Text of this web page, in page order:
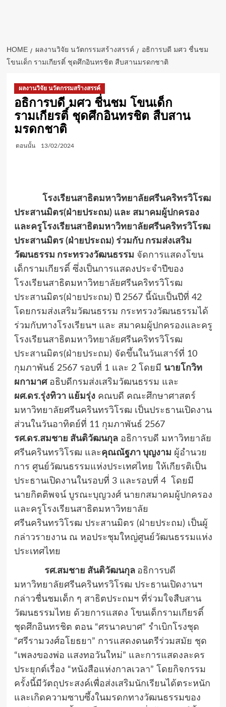
HOME ผลงานวิจัย นวัตกรรมสร้างสรรค์
อธิการบดี มศว ชื่นชม
โขนเด็ก รามเกียรติ์ ชุดศึกอินทรชิต สืบสานมรดกชาติ
ผลงานวิจัย นวัตกรรมสร้างสรรค์
อธิการบดี มศว ชื่นชม โขนเด็ก
รามเกียรติ์ ชุดศึกอินทรชิต สืบสาน
มรดกชาติ
ตอนนั้น 13/02/2024
โรงเรียนสาธิตมหาวิทยาลัยศรีนคริทรวิโรฒ
ประสานมิตร(ฝ่ายประถม) และ สมาคมผู้ปกครอง
และครูโรงเรียนสาธิตมหาวิทยาลัยศรีนคริทรวิโรฒ
ประสานมิตร (ฝ่ายประถม) ร่วมกับ กรมส่งเสริม
วัฒนธรรม กระทรวงวัฒนธรรม จัดการแสดงโขน
เด็กรามเกียรติ์ ซึ่งเป็นการแสดงประจำปีของ
โรงเรียนสาธิตมหาวิทยาลัยศรีนคริทรวิโรฒ
ประสานมิตร(ฝ่ายประถม) ปี 2567 นี้นับเป็นปีที่ 42
โดยกรมส่งเสริมวัฒนธรรม กระทรวงวัฒนธรรมได้
ร่วมกับทางโรงเรียนฯ และ สมาคมผู้ปกครองและครู
โรงเรียนสาธิตมหาวิทยาลัยศรีนคริทรวิโรฒ
ประสานมิตร(ฝ่ายประถม) จัดขึ้นในวันเสาร์ที่ 10
กุมภาพันธ์ 2567 รอบที่ 1 และ 2 โดยมี นายโกวิท
ผกามาศอธิบดีกรมส่งเสริมวัฒนธรรม และ
ผศ.ดร.รุ่งทิวา แย้มรุ่งคณบดี คณะศึกษาศาสตร์
มหาวิทยาลัยศรีนครินทรวิโรฒ เป็นประธานเปิดงาน
ส่วนในวันอาทิตย์ที่ 11 กุมภาพันธ์ 2567
รศ.ดร.สมชาย สันติวัฒนกุลอธิการบดี มหาวิทยาลัย
ศรีนครินทรวิโรฒ และคุณณัฐภา บุญงาม ผู้อำนวย
การ ศูนย์วัฒนธรรมแห่งประเทศไทย ให้เกียรติเป็น
ประธานเปิดงานในรอบที่ 3 และรอบที่ 4 โดยมี
นายกิตติพจน์ บูรณะบุญวงศ์ นายกสมาคมผู้ปกครอง
และครูโรงเรียนสาธิตมหาวิทยาลัย
ศรีนครินทรวิโรฒ ประสานมิตร (ฝ่ายประถม) เป็นผู้
กล่าวรายงาน ณ หอประชุมใหญ่ศูนย์วัฒนธรรมแห่ง
ประเทศไทย
รศ.สมชาย สันติวัฒนกุล อธิการบดี
มหาวิทยาลัยศรีนครินทรวิโรฒ ประธานเปิดงานฯ
กล่าวชื่นชมเด็ก ๆ สาธิตประถมฯ ที่ร่วมใจสืบสาน
วัฒนธรรมไทย ด้วยการแสดง โขนเด็กรามเกียรติ์
ชุดศึกอินทรชิต ตอน “ศรนาคบาศ” รำเบิกโรงชุด
“ศรีรามวงศ์อโยธยา” การแสดงดนตรีร่วมสมัย ชุด
“เพลงของพ่อ แสงทอวันใหม่” และการแสดงละคร
ประยุกต์เรื่อง “หนังสือแห่งกาลเวลา” โดยกิจกรรม
ครั้งนี้มีวัตถุประสงค์เพื่อส่งเสริมนักเรียนได้ตระหนัก
และเกิดความซาบซึ้งในมรดกทางวัฒนธรรมของ